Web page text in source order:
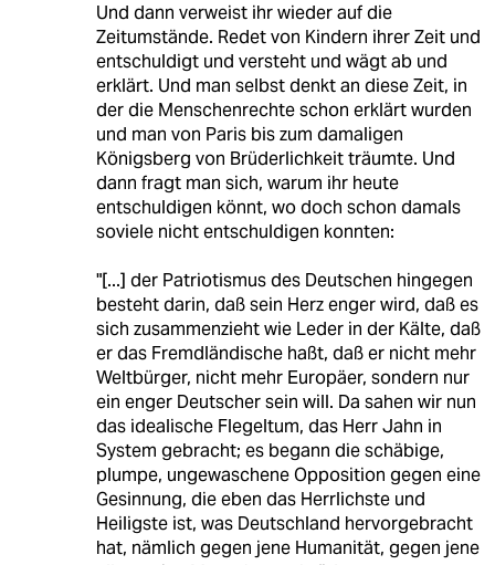
Und dann verweist ihr wieder auf die
Zeitumstände. Redet von Kindern ihrer Zeit und
entschuldigt und versteht und wägt ab und
erklärt. Und man selbst denkt an diese Zeit, in
der die Menschenrechte schon erklärt wurden
und man von Paris bis zum damaligen
Königsberg von Brüderlichkeit träumte. Und
dann fragt man sich, warum ihr heute
entschuldigen könnt, wo doch schon damals
soviele nicht entschuldigen konnten:
"[...] der Patriotismus des Deutschen hingegen
besteht darin, daß sein Herz enger wird, daß es
sich zusammenzieht wie Leder in der Kälte, daß
er das Fremdländische haßt, daß er nicht mehr
Weltbürger, nicht mehr Europäer, sondern nur
ein enger Deutscher sein will. Da sahen wir nun
das idealische Flegeltum, das Herr Jahn in
System gebracht; es begann die schäbige,
plumpe, ungewaschene Opposition gegen eine
Gesinnung, die eben das Herrlichste und
Heiligste ist, was Deutschland hervorgebracht
hat, nämlich gegen jene Humanität, gegen jene